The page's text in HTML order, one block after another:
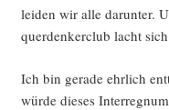
lei­den wir alle dar­un­ter.
quer­den­ker­club lacht
Ich bin gera­de ehr­lich
wür­de die­ses